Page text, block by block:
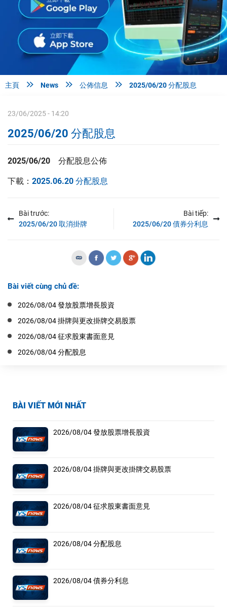
主頁  News  公佈信息  2025/06/20 分配股息
BÀI VIẾT MỚI NHẤT
2026/08/04 發放股票增長股資
2026/08/04 掛牌與更改掛牌交易股票
2026/08/04 征求股東書面意見
2026/08/04 分配股息
2026/08/04 債券分利息
23/06/2025 - 14:20
2025/06/20 分配股息
2025/06/20 分配股息公佈
下載： 2025.06.20 分配股息
Bài trước:
2025/06/20 取消掛牌
Bài tiếp:
2025/06/20 債券分利息
Bài viết cùng chủ đề:
2026/08/04 發放股票增長股資
2026/08/04 掛牌與更改掛牌交易股票
2026/08/04 征求股東書面意見
2026/08/04 分配股息